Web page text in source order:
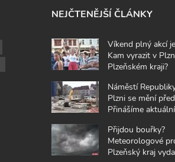
NEJČTENĚJŠÍ ČLÁNKY
Víkend plný akcí
Kam vyrazit v
Plzeňském kraji?
Náměstí
Plzni se mění
Přinášíme aktuální
Přijdou bouřky?
Meteorologové
Plzeňský kraj